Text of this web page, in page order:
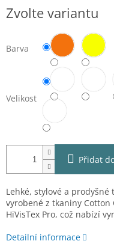
cena:
Zvolte variantu
Barva
Velikost
Přidat
Lehké, stylové a
vyrobené z tkaniny
HiVisTex Pro, což nabízí
Detailní informace